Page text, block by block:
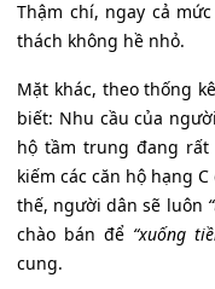
Thậm chí, ngay cả
thách không hề nhỏ.
Mặt khác, theo thống
biết: Nhu cầu của
hộ tầm trung đang
kiếm các căn hộ hạng
thế, người dân sẽ luôn
chào bán để “xuống
cung.